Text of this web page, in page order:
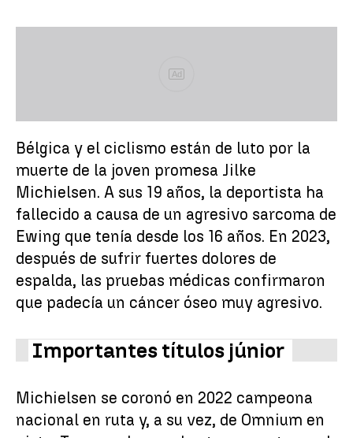
Ad
Bélgica y el ciclismo están de luto por la
muerte de la joven promesa Jilke
Michielsen. A sus 19 años, la deportista ha
fallecido a causa de un agresivo sarcoma de
Ewing que tenía desde los 16 años. En 2023,
después de sufrir fuertes dolores de
espalda, las pruebas médicas confirmaron
que padecía un cáncer óseo muy agresivo.
Importantes títulos júnior
Michielsen se coronó en 2022 campeona
nacional en ruta y, a su vez, de Omnium en